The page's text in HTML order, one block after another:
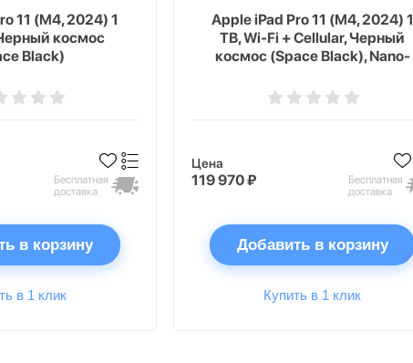
11 (M4, 2024) 1
космос
Black)
Бесплатная
доставка
в корзину
в 1 клик
Apple iPad Pro 11 (M4, 2024) 1
TB, Wi-Fi + Cellular, Черный
космос (Space Black), Nano-
Цена
119 970 ₽
Бесплатная
доставка
Добавить в корзину
Купить в 1 клик